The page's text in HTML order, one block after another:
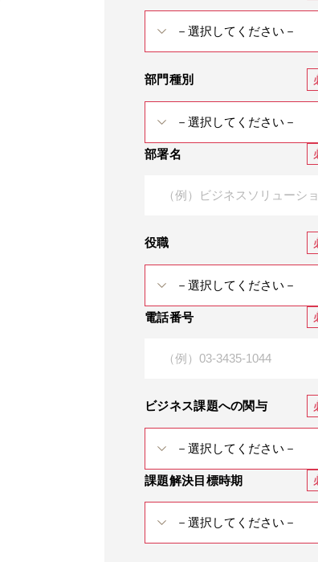
部門種別
部署名
役職
電話番号
ビジネス課題への関与
課題解決目標時期